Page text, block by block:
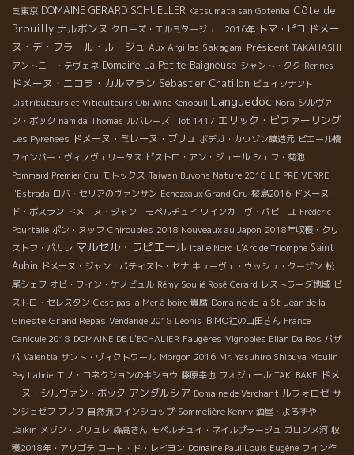
ミ東京 DOMAINE GERARD SCHUELLER Katsumata san Gotenba Côte de
Brouilly ナルボンヌ クローズ・エルミタージュ 2016年 トマ・ピコ ドメー
ヌ・デ・フラール・ルージュ Aux Argillas Sakagami Président TAKAHASHI
アントニー・テヴェネ Domaine La Petite Baigneuse シャント・クク Rennes
ドメーヌ・ニコラ・カルマラン Sebastien Chatillon ビュイソナント
Distributeurs et Viticulteurs Obi Wine Kenobull Languedoc Nora シルヴァ
ン・ボック namida Thomas ルバレーズ lot 1417 エリック・ピファーリング
Les Pyrenees ドメーヌ・ミレーヌ・ブリュ ボデガ・カウゾン醸造元 ピエール橋
ワインバー・ヴィノヴェリータス ビストロ・アン・ジュール シェフ・菊池
Pommard Premier Cru モトックス Taiwan Buvons Nature 2018 LE PRE VERRE
l'Estrada ロバ・セリアのヴァンサン Echezeaux Grand Cru 桜島2016 ドメーヌ・
ド・ボスラン ドメーヌ・ジャン・モペルチュイ ワインカーヴ・パピーユ Frédéric
Pourtalié ポン・ヌッフ Chiroubles 2018 Nouveaux au Japon 2018年収穫・クリ
ストフ・パカレ マルセル・ラピエール Italie Nord L'Arc de Triomphe Saint
Aubin ドメーヌ・ジャン・バティスト・セナ キューヴェ・ウッシュ・クーザン 松
尾シェフ オビ・ワイン・ケノビュル Rémy Soulié Rosé Gerard レストラーダ地域 ビ
ストロ・セレスタン C'est pas la Mer à boire 貴腐 Domaine de la St-Jean de la
Gineste Grand Repas Vendange 2018 Léonis ＢＭО社の山田さん France
Canicule 2018 DOMAINE DE L'ECHALIER Faugères Vignobles Elian Da Ros パザ
パ Valentia サント・ヴィクトワール Morgon 2016 Mr. Yasuhiro Shibuya Moulin
Pey Labrie エノ・コネクションのキショウ 藤原幸也 フォジェール TAKI BAKE ドメ
ーヌ・シルヴァン・ボック アンダルシア Domaine de Verchant ルフォロゼ サ
ンジョゼフ ブノワ 自然派ワインショップ Sommelière Kenny 酒屋・よろずや
Daikin メゾン・ブリュレ 森高さん モペルチュイ・ネイルプラージュ ガロンヌ河 収
穫2018年・アリゴテ コート・ド・レイヨン Domaine Paul Louis Eugène ワイン作